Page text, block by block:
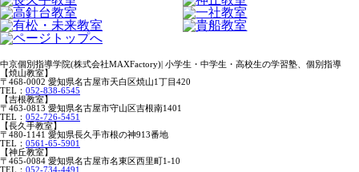
中京個別指導学院(株式会社MAXFactory)| 小学生・中学生・高校生の学習塾、個別指導
【焼山教室】
〒468-0002 愛知県名古屋市天白区焼山1丁目420
TEL： 052-838-6545
【吉根教室】
〒463-0813 愛知県名古屋市守山区吉根南1401
TEL： 052-726-5451
【長久手教室】
〒480-1141 愛知県長久手市根の神913番地
TEL： 0561-65-5901
【神丘教室】
〒465-0084 愛知県名古屋市名東区西里町1-10
TEL： 052-734-4491